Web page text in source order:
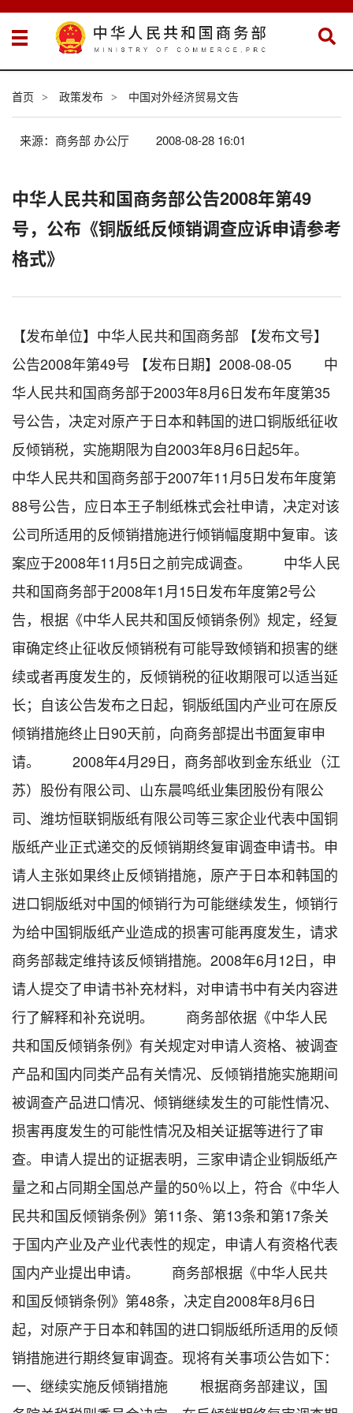
首页 > 政策发布 > 中国对外经济贸易文告
来源：商务部 办公厅 2008-08-28 16:01
中华人民共和国商务部公告2008年第49
号，公布《铜版纸反倾销调查应诉申请参考
格式》
【发布单位】中华人民共和国商务部 【发布文号】
公告2008年第49号 【发布日期】2008-08-05 中
华人民共和国商务部于2003年8月6日发布年度第35
号公告，决定对原产于日本和韩国的进口铜版纸征收
反倾销税，实施期限为自2003年8月6日起5年。
中华人民共和国商务部于2007年11月5日发布年度第
88号公告，应日本王子制纸株式会社申请，决定对该
公司所适用的反倾销措施进行倾销幅度期中复审。该
案应于2008年11月5日之前完成调查。 中华人民
共和国商务部于2008年1月15日发布年度第2号公
告，根据《中华人民共和国反倾销条例》规定，经复
审确定终止征收反倾销税有可能导致倾销和损害的继
续或者再度发生的，反倾销税的征收期限可以适当延
长；自该公告发布之日起，铜版纸国内产业可在原反
倾销措施终止日90天前，向商务部提出书面复审申
请。 2008年4月29日，商务部收到金东纸业（江
苏）股份有限公司、山东晨鸣纸业集团股份有限公
司、潍坊恒联铜版纸有限公司等三家企业代表中国铜
版纸产业正式递交的反倾销期终复审调查申请书。申
请人主张如果终止反倾销措施，原产于日本和韩国的
进口铜版纸对中国的倾销行为可能继续发生，倾销行
为给中国铜版纸产业造成的损害可能再度发生，请求
商务部裁定维持该反倾销措施。2008年6月12日，申
请人提交了申请书补充材料，对申请书中有关内容进
行了解释和补充说明。 商务部依据《中华人民
共和国反倾销条例》有关规定对申请人资格、被调查
产品和国内同类产品有关情况、反倾销措施实施期间
被调查产品进口情况、倾销继续发生的可能性情况、
损害再度发生的可能性情况及相关证据等进行了审
查。申请人提出的证据表明，三家申请企业铜版纸产
量之和占同期全国总产量的50％以上，符合《中华人
民共和国反倾销条例》第11条、第13条和第17条关
于国内产业及产业代表性的规定，申请人有资格代表
国内产业提出申请。 商务部根据《中华人民共
和国反倾销条例》第48条，决定自2008年8月6日
起，对原产于日本和韩国的进口铜版纸所适用的反倾
销措施进行期终复审调查。现将有关事项公告如下：
一、继续实施反倾销措施 根据商务部建议，国